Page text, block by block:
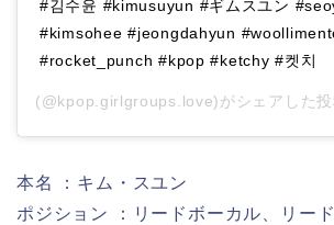
#김수윤 #kimusuyun #ギムスユン
#kimsohee #jeongdahyun
#rocket_punch #kpop #ketchy #켓치
(@kpop.girlgroups.love)がシェアした
本名 ：キム・スユン
ポジション ：リードボーカル、リー